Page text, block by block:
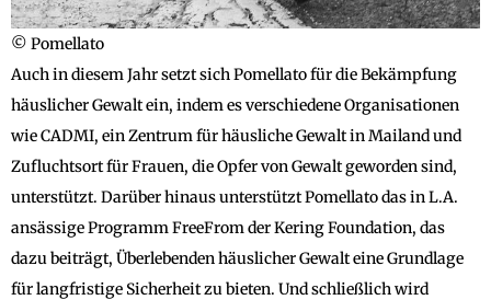
© Pomellato
Auch in diesem Jahr setzt sich Pomellato für die Bekämpfung
häuslicher Gewalt ein, indem es verschiedene Organisationen
wie CADMI, ein Zentrum für häusliche Gewalt in Mailand und
Zufluchtsort für Frauen, die Opfer von Gewalt geworden sind,
unterstützt. Darüber hinaus unterstützt Pomellato das in L.A.
ansässige Programm FreeFrom der Kering Foundation, das
dazu beiträgt, Überlebenden häuslicher Gewalt eine Grundlage
für langfristige Sicherheit zu bieten. Und schließlich wird